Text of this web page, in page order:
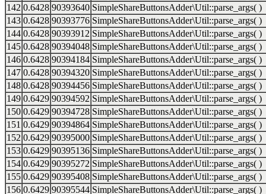
142 0.6428 90393640 SimpleShareButtonsAdder\Util::parse_args( )
143 0.6428 90393776 SimpleShareButtonsAdder\Util::parse_args( )
144 0.6428 90393912 SimpleShareButtonsAdder\Util::parse_args( )
145 0.6428 90394048 SimpleShareButtonsAdder\Util::parse_args( )
146 0.6428 90394184 SimpleShareButtonsAdder\Util::parse_args( )
147 0.6428 90394320 SimpleShareButtonsAdder\Util::parse_args( )
148 0.6428 90394456 SimpleShareButtonsAdder\Util::parse_args( )
149 0.6429 90394592 SimpleShareButtonsAdder\Util::parse_args( )
150 0.6429 90394728 SimpleShareButtonsAdder\Util::parse_args( )
151 0.6429 90394864 SimpleShareButtonsAdder\Util::parse_args( )
152 0.6429 90395000 SimpleShareButtonsAdder\Util::parse_args( )
153 0.6429 90395136 SimpleShareButtonsAdder\Util::parse_args( )
154 0.6429 90395272 SimpleShareButtonsAdder\Util::parse_args( )
155 0.6429 90395408 SimpleShareButtonsAdder\Util::parse_args( )
156 0.6429 90395544 SimpleShareButtonsAdder\Util::parse_args( )